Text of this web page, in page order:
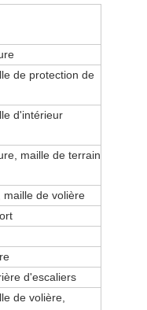
de protection de
d'intérieur
maille de terrain
, maille de volière
d'escaliers
de volière,